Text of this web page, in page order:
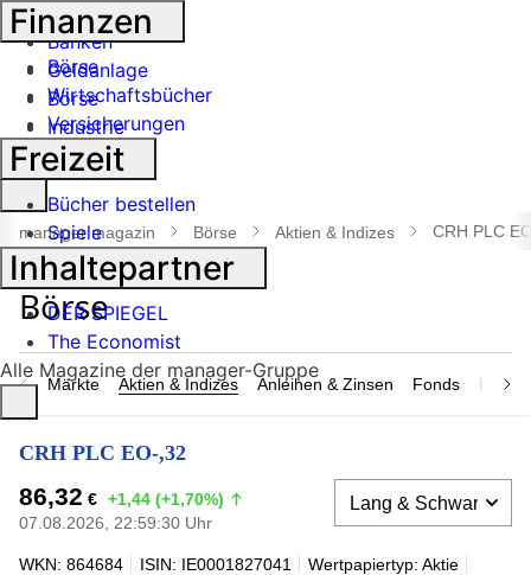
Handel
Banken
Geldanlage
Börse
Industrie
Suche
öffnen
manager magazin Börse Aktien & Indizes CRH PLC
Märkte Aktien & Indizes Anleihen & Zinsen Fonds
CRH PLC EO-,32
86,32 € +1,44 (+1,70%)
07.08.2026, 22:59:30 Uhr
WKN: 864684 ISIN: IE0001827041
Wertpapiertyp: Aktie
Finanzen
Börse
Wirtschaftsbücher
Versicherungen
Freizeit
Bücher bestellen
Spiele
Inhaltepartner
DER SPIEGEL
The Economist
Alle Magazine der manager-Gruppe